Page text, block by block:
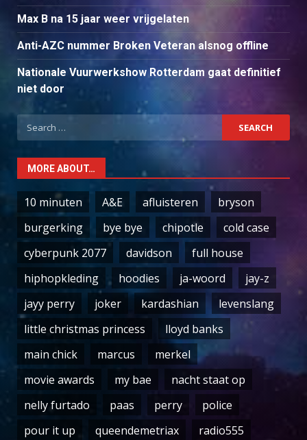
Max B na 15 jaar weer vrijgelaten
Anti-AZC nummer Broken Veteran alsnog offline
Nationale Vuurwerkshow Rotterdam gaat definitief
niet door
Search
for:
MORE ABOUT…
10 minuten A&E afluisteren
bryson
burgerking
bye bye chipotle
cold case
cyberpunk 2077
davidson
full house
hiphopkleding
hoodies ja-woord
jay-z
jayy perry
joker kardashian
levenslang
little christmas princess
lloyd banks
main chick
marcus
merkel
movie awards
my bae
nacht staat op
nelly furtado
paas perry
police
pour it up
queendemetriax radio555